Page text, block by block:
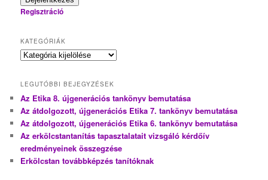
Regisztráció
KATEGÓRIÁK
Kategóriák
LEGUTÓBBI BEJEGYZÉSEK
Az Etika 8. újgenerációs tankönyv bemutatása
Az átdolgozott, újgenerációs Etika 7. tankönyv bemutatása
Az átdolgozott, újgenerációs Etika 6. tankönyv bemutatása
Az erkölcstantanítás tapasztalatait vizsgáló kérdőív
eredményeinek összegzése
Erkölcstan továbbképzés tanítóknak